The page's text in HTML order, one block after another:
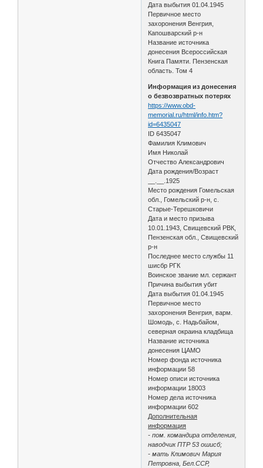
Дата выбытия 01.04.1945
Первичное место
захоронения Венгрия,
Капошварский р-н
Название источника
донесения Всероссийская
Книга Памяти. Пензенская
область. Том 4
Информация из донесения
о безвозвратных потерях
https://www.obd-
memorial.ru/html/info.htm?
id=6435047
ID 6435047
Фамилия Климович
Имя Николай
Отчество Александрович
Дата рождения/Возраст
__.__.1925
Место рождения Гомельская
обл., Гомельский р-н, с.
Старые-Терешковичи
Дата и место призыва
10.01.1943, Свищевский РВК,
Пензенская обл., Свищевский
р-н
Последнее место службы 11
шисбр РГК
Воинское звание мл. сержант
Причина выбытия убит
Дата выбытия 01.04.1945
Первичное место
захоронения Венгрия, варм.
Шомодь, с. Надьбайом,
северная окраина кладбища
Название источника
донесения ЦАМО
Номер фонда источника
информации 58
Номер описи источника
информации 18003
Номер дела источника
информации 602
Дополнительная
информация
- пом. командира отделения,
наводчик ПТР 53 ошисб;
- мать Климович Мария
Петровна, Бел.ССР,